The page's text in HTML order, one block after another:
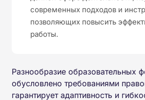
современных подходов и
позволяющих повысить
работы.
Разнообразие образовательных
обусловлено требованиями
гарантирует адаптивность и